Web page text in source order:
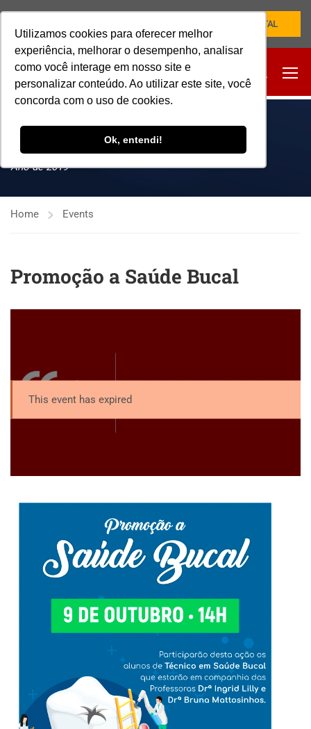
Utilizamos cookies para oferecer melhor
experiência, melhorar o desempenho, analisar
como você interage em nosso site e
personalizar conteúdo. Ao utilizar este site, você
concorda com o uso de cookies.
Ok, entendi!
NOVO PORTAL
EVENTOS
Ano de 2019
Home Events
Promoção a Saúde Bucal
This event has expired